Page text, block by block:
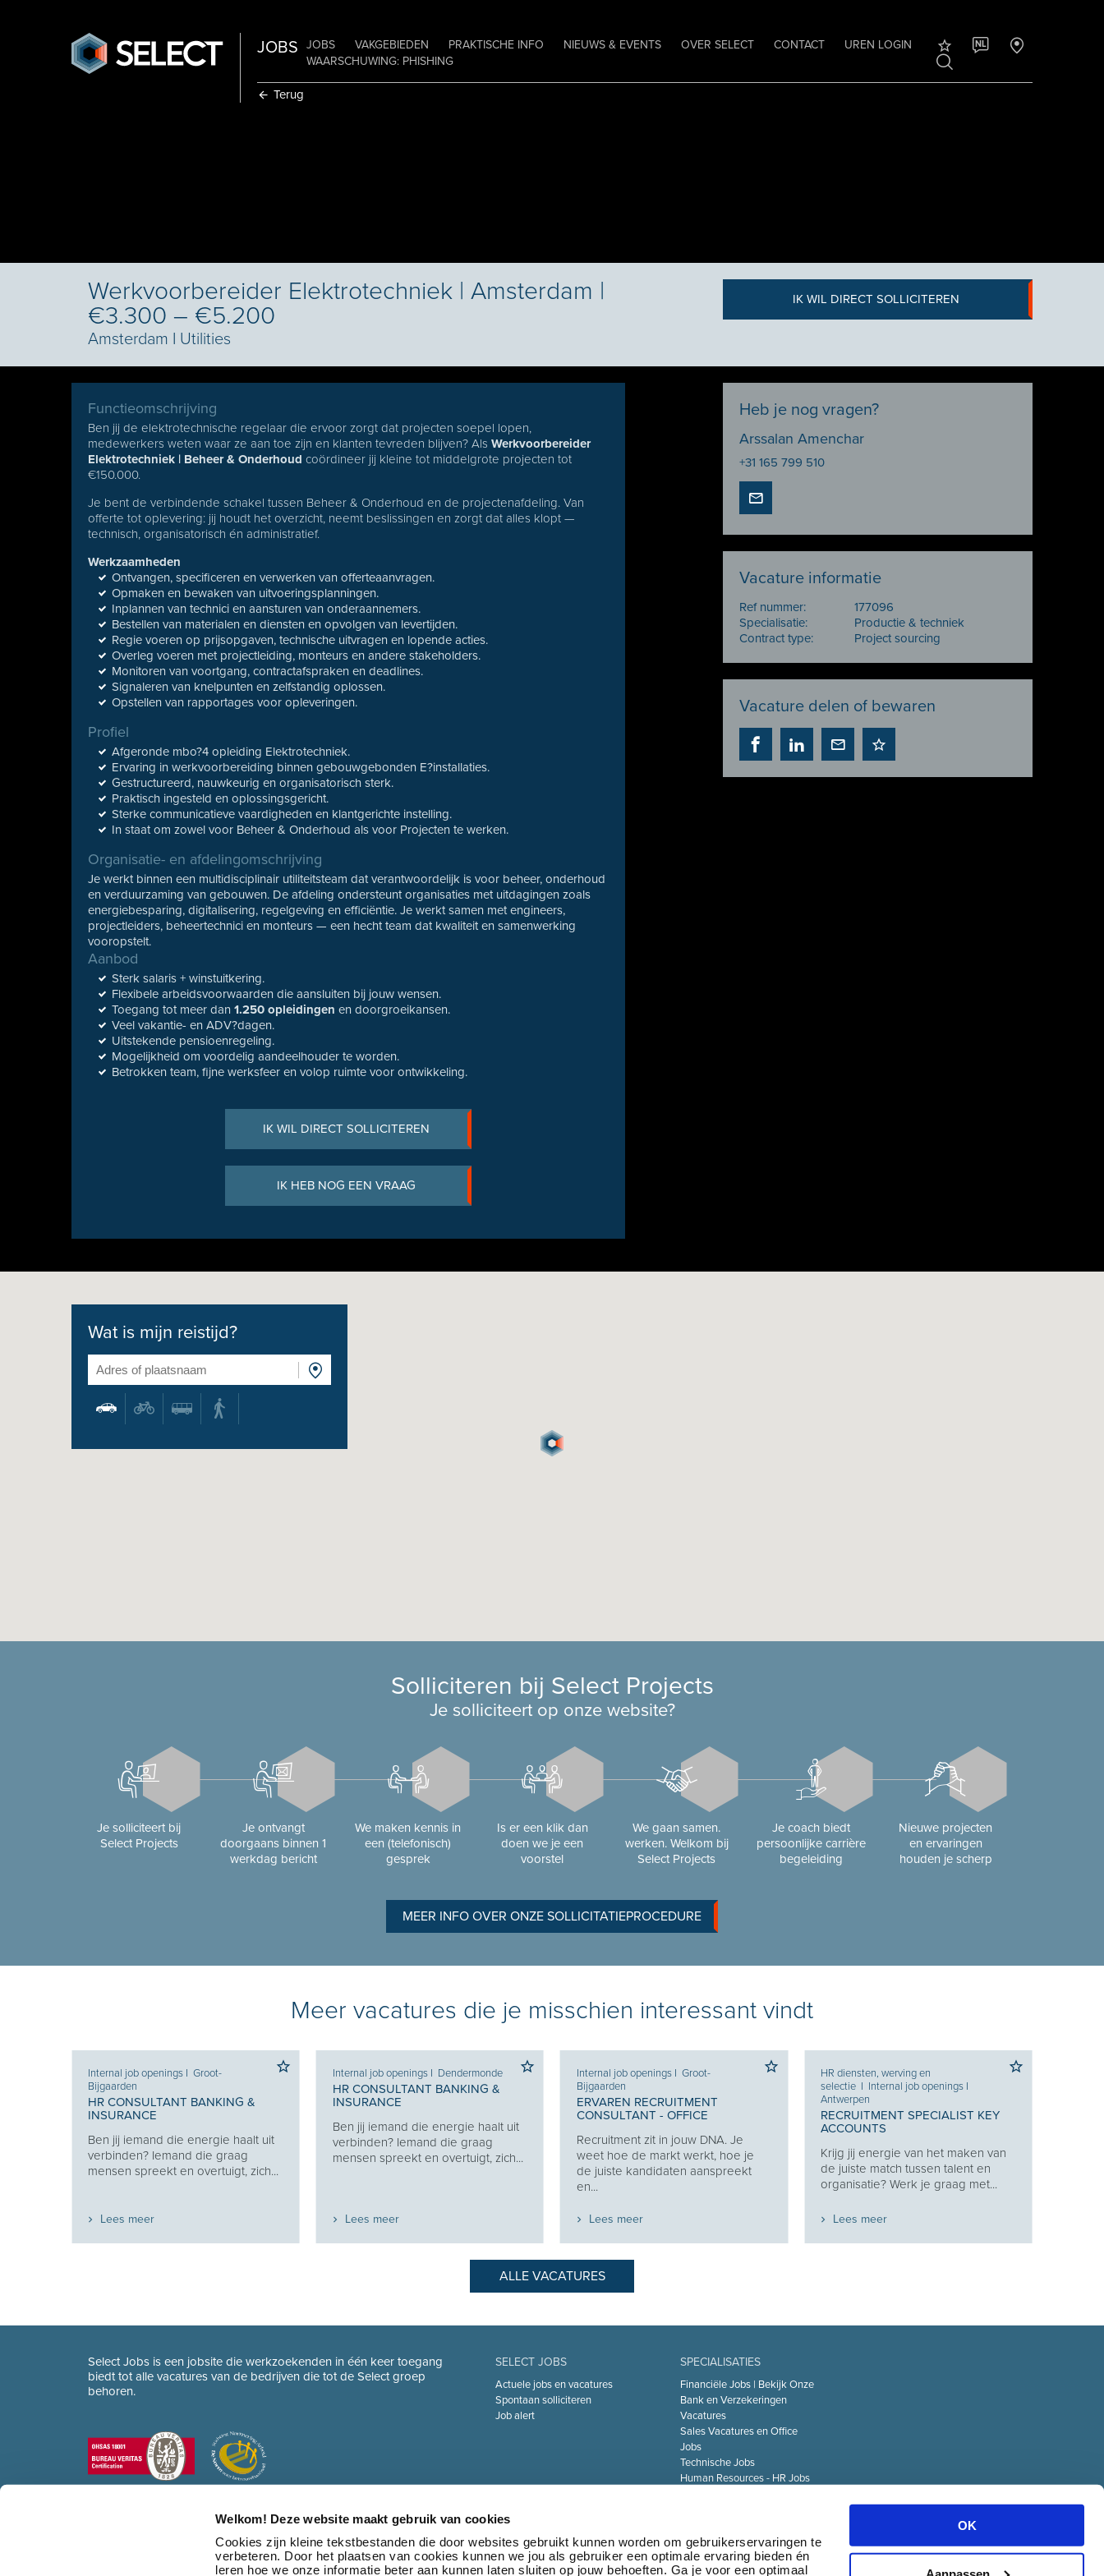
Welkom! Deze website maakt gebruik van cookies
Cookies zijn kleine tekstbestanden die door websites gebruikt kunnen worden om gebruikerservaringen te
verbeteren. Door het plaatsen van cookies kunnen we jou als gebruiker een optimale ervaring bieden én
leren hoe we onze informatie beter aan kunnen laten sluiten op jouw behoeften. Ga je voor een optimaal
OK
JOBS JOBS VAKGEBIEDEN PRAKTISCHE INFO NIEUWS & EVENTS OVER SELECT CONTACT
UREN LOGIN
WAARSCHUWING: PHISHING
NL
Terug
Werkvoorbereider Elektrotechniek | Amsterdam |
€3.300 – €5.200
Amsterdam I Utilities
IK WIL DIRECT SOLLICITEREN
Functieomschrijving
Ben jij de elektrotechnische regelaar die ervoor zorgt dat projecten soepel lopen,
medewerkers weten waar ze aan toe zijn en klanten tevreden blijven? AlsWerkvoorbereider
Elektrotechniek | Beheer & Onderhoud coördineer jij kleine tot middelgrote projecten tot
€150.000.
Je bent de verbindende schakel tussen Beheer & Onderhoud en de projectenafdeling. Van
offerte tot oplevering: jij houdt het overzicht, neemt beslissingen en zorgt dat alles klopt —
technisch, organisatorisch én administratief.
Werkzaamheden
Ontvangen, specificeren en verwerken van offerteaanvragen.
Opmaken en bewaken van uitvoeringsplanningen.
Inplannen van technici en aansturen van onderaannemers.
Bestellen van materialen en diensten en opvolgen van levertijden.
Regie voeren op prijsopgaven, technische uitvragen en lopende acties.
Overleg voeren met projectleiding, monteurs en andere stakeholders.
Monitoren van voortgang, contractafspraken en deadlines.
Signaleren van knelpunten en zelfstandig oplossen.
Opstellen van rapportages voor opleveringen.
Profiel
Afgeronde mbo?4 opleiding Elektrotechniek.
Ervaring in werkvoorbereiding binnen gebouwgebonden E?installaties.
Gestructureerd, nauwkeurig en organisatorisch sterk.
Praktisch ingesteld en oplossingsgericht.
Sterke communicatieve vaardigheden en klantgerichte instelling.
In staat om zowel voor Beheer & Onderhoud als voor Projecten te werken.
Organisatie- en afdelingomschrijving
Je werkt binnen een multidisciplinair utiliteitsteam dat verantwoordelijk is voor beheer, onderhoud
en verduurzaming van gebouwen. De afdeling ondersteunt organisaties met uitdagingen zoals
energiebesparing, digitalisering, regelgeving en efficiëntie. Je werkt samen met engineers,
projectleiders, beheertechnici en monteurs — een hecht team dat kwaliteit en samenwerking
vooropstelt.
Aanbod
Sterk salaris + winstuitkering.
Flexibele arbeidsvoorwaarden die aansluiten bij jouw wensen.
Toegang tot meer dan1.250 opleidingen en doorgroeikansen.
Veel vakantie- en ADV?dagen.
Uitstekende pensioenregeling.
Mogelijkheid om voordelig aandeelhouder te worden.
Betrokken team, fijne werksfeer en volop ruimte voor ontwikkeling.
IK WIL DIRECT SOLLICITEREN
IK HEB NOG EEN VRAAG
Heb je nog vragen?
Arssalan Amenchar
+31 165 799 510
Vacature informatie
Ref nummer:
177096
Specialisatie:
Productie & techniek
Contract type:
Project sourcing
Vacature delen of bewaren
Wat is mijn reistijd?
Solliciteren bij Select Projects
Je solliciteert op onze website?
Je solliciteert bij
Select Projects
Je ontvangt
doorgaans binnen 1
werkdag bericht
We maken kennis in
een (telefonisch)
gesprek
Is er een klik dan
doen we je een
voorstel
We gaan samen.
werken. Welkom bij
Select Projects
Je coach biedt
persoonlijke carrière
begeleiding
Nieuwe projecten
en ervaringen
houden je scherp
MEER INFO OVER ONZE SOLLICITATIEPROCEDURE
Meer vacatures die je misschien interessant vindt
Internal job openings I Groot-
Bijgaarden
HR CONSULTANT BANKING &
INSURANCE
Ben jij iemand die energie haalt uit
verbinden? Iemand die graag
mensen spreekt en overtuigt, zich...
Lees meer
Internal job openings I Dendermonde
HR CONSULTANT BANKING &
INSURANCE
Ben jij iemand die energie haalt uit
verbinden? Iemand die graag
mensen spreekt en overtuigt, zich...
Lees meer
Internal job openings I Groot-
Bijgaarden
ERVAREN RECRUITMENT
CONSULTANT - OFFICE
Recruitment zit in jouw DNA. Je
weet hoe de markt werkt, hoe je
de juiste kandidaten aanspreekt
en...
Lees meer
HR diensten, werving en
selectie I Internal job openings I
Antwerpen
RECRUITMENT SPECIALIST KEY
ACCOUNTS
Krijg jij energie van het maken van
de juiste match tussen talent en
organisatie? Werk je graag met...
Lees meer
ALLE VACATURES
Select Jobs is een jobsite die werkzoekenden in één keer toegang
biedt tot alle vacatures van de bedrijven die tot de Select groep
behoren.
SELECT JOBS
Actuele jobs en vacatures
Spontaan solliciteren
Job alert
SPECIALISATIES
Financiële Jobs | Bekijk Onze
Bank en Verzekeringen
Vacatures
Sales Vacatures en Office
Jobs
Technische Jobs
Human Resources - HR Jobs
Transport & Logistiek Jobs
Marketing & communicatie
Jobs